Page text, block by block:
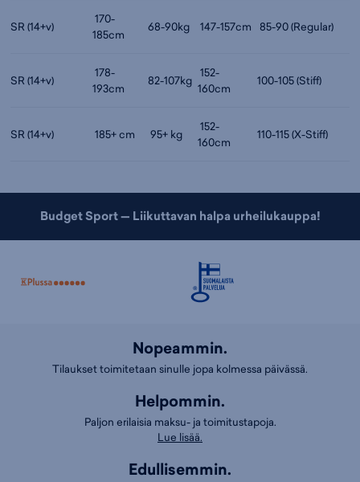
SR (14+v)
170-
185cm
68-90kg 147-157cm 85-90 (Regular)
SR (14+v)
178-
193cm
82-107kg
152-
160cm
100-105 (Stiff)
SR (14+v) 185+ cm 95+ kg
152-
160cm
110-115 (X-Stiff)
Budget Sport — Liikuttavan halpa urheilukauppa!
Nopeammin.
Tilaukset toimitetaan sinulle jopa kolmessa päivässä.
Helpommin.
Paljon erilaisia maksu- ja toimitustapoja.
Lue lisää.
Edullisemmin.